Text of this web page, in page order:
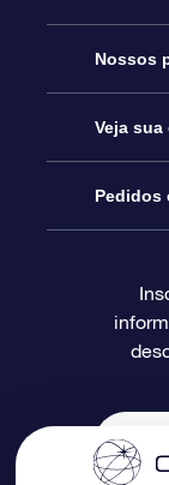
Serviço
Entre em
Blog
Nossos
Presente
Pacote
O
Veja sua
Star
Página
Um
OSR
Pedidos
Política